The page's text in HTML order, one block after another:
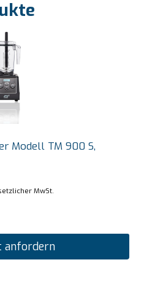
Modell TM 900 S,
MwSt.
anfordern